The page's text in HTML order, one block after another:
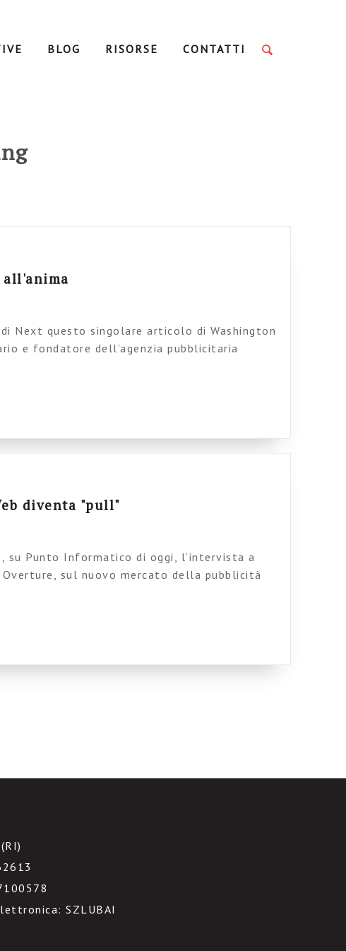
BLOG RISORSE CONTATTI
di Next questo singolare articolo di Washington
e fondatore dell’agenzia pubblicitaria
una delle componenti base del nostro
Gioco dicendo […]
diventa "pull"
su Punto Informatico di oggi, l’intervista a
Overture, sul nuovo mercato della pubblicità
SZLUBAI